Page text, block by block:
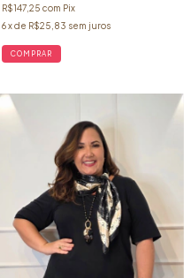
R$147,25 com Pix
6 x de R$25,83 sem juros
COMPRAR